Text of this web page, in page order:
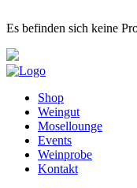
Es befinden sich keine
Shop
Weingut
Mosellounge
Events
Weinprobe
Kontakt